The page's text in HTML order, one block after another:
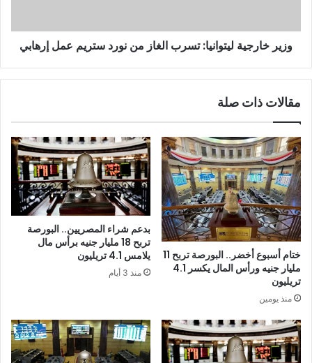
وزير خارجية ليتوانيا: تسرب الغاز من نورد ستريم عمل إرهابي
مقالات ذات صلة
ختام أسبوع أخضر.. البورصة تربح 11
مليار جنيه ورأس المال يكسر 4.1
تريليون
منذ يومين
بدعم شراء المصريين.. البورصة
تربح 18 مليار جنيه برأس مال
يلامس 4.1 تريليون
منذ 3 أيام